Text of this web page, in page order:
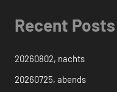
Recent Posts
20260802, nachts
20260725, abends